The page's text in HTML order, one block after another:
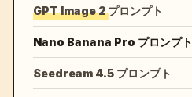
GPT Image 2 プロンプト
Nano Banana Pro プロンプト
Seedream 4.5 プロンプト